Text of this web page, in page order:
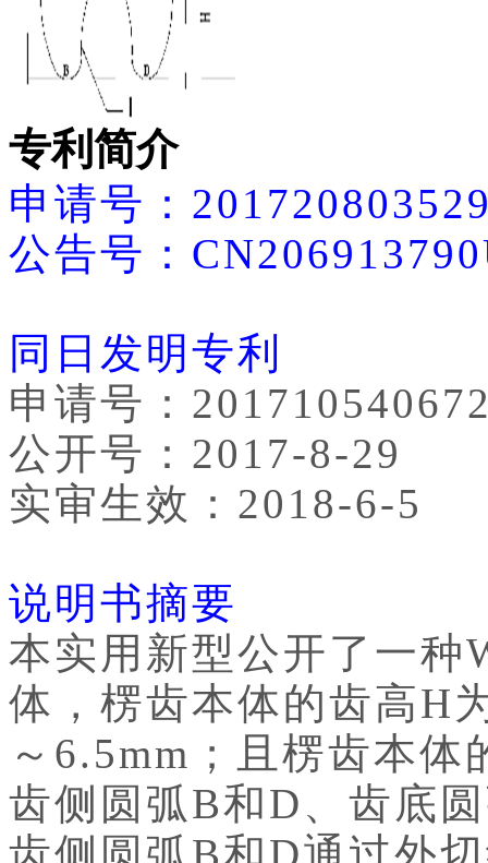
专利简介
申请号：
公告号：
同日发明专利
申请号：
公开号：2017-8-29
实审生效：2018-6-5
说明书摘要
本实用新型公开了一种
体，楞齿本体的齿高H
～6.5mm；且楞齿本
齿侧圆弧B和D、齿底
齿侧圆弧B和D通过外